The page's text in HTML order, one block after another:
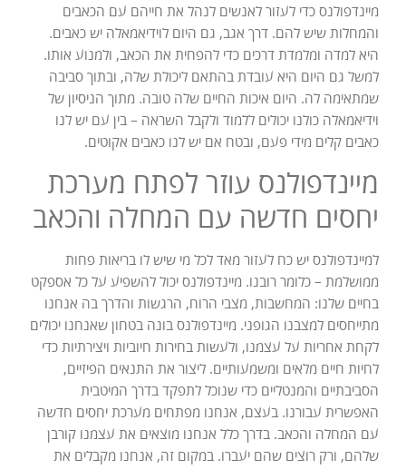
מיינדפולנס כדי לעזור לאנשים לנהל את חייהם עם הכאבים
והמחלות שיש להם. דרך אגב, גם היום לוידיאמאלה יש כאבים.
היא למדה ומלמדת דרכים כדי להפחית את הכאב, ולמנוע אותו.
למשל גם היום היא עובדת בהתאם ליכולת שלה, ובתוך סביבה
שמתאימה לה. היום איכות החיים שלה טובה. מתוך הניסיון של
וידיאמאלה כולנו יכולים ללמוד ולקבל השראה – בין עם יש לנו
כאבים קלים מידי פעם, ובטח אם יש לנו כאבים אקוטים.
מיינדפולנס עוזר לפתח מערכת
יחסים חדשה עם המחלה והכאב
למיינדפולנס יש כח לעזור מאד לכל מי שיש לו בריאות פחות
ממושלמת – כלומר רובנו. מיינדפולנס יכול להשפיע על כל אספקט
בחיים שלנו: המחשבות, מצבי הרוח, הרגשות והדרך בה אנחנו
מתייחסים למצבנו הגופני. מיינדפולנס בונה בטחון שאנחנו יכולים
לקחת אחריות על עצמנו, ולעשות בחירות חיוביות ויצירתיות כדי
לחיות חיים מלאים ומשמעותיים. ליצור את התנאים הפיזיים,
הסביבתיים והמנטליים כדי שנוכל לתפקד בדרך המיטבית
האפשרית עבורנו. בעצם, אנחנו מפתחים מערכת יחסים חדשה
עם המחלה והכאב. בדרך כלל אנחנו מוצאים את עצמנו קורבן
שלהם, ורק רוצים שהם יעברו. במקום זה, אנחנו מקבלים את